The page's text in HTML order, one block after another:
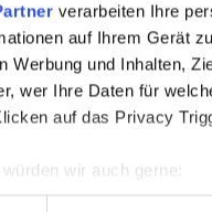
verarbeiten Ihre
auf Ihrem Gerät
Werbung und Inhalten,
wer Ihre Daten für
auf das Privacy
wir auch gerne:
Ihre geografische
Fax (opt.)
note at the end of